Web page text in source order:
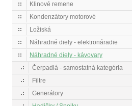
Klinové remene
Kondenzátory motorové
Ložiská
Náhradné diely - elektronáradie
Náhradné diely - kávovary
Čerpadlá - samostatná kategória
Filtre
Generátory